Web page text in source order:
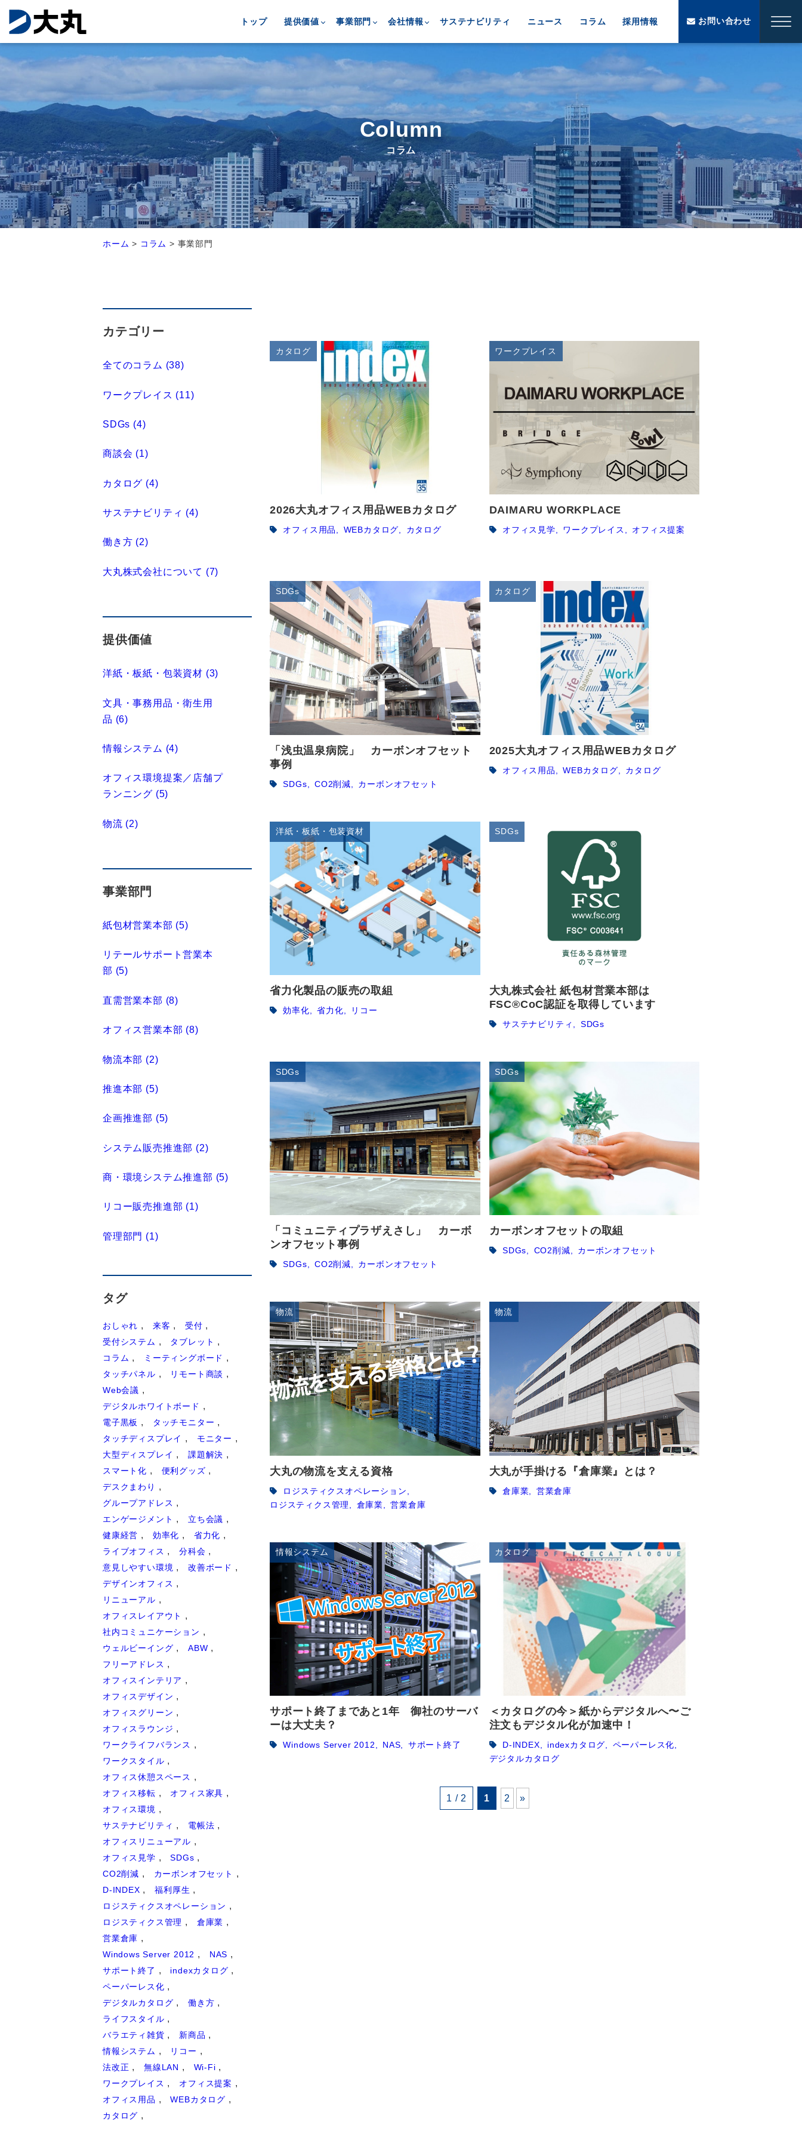
トップ 提供価値 事業部門 会社情報 サステナビリティ ニュース コラム 採用情報 お問い合わせ
Column
コラム
ホーム > コラム > 事業部門
カタログ
2026大丸オフィス用品WEBカタログ
オフィス用品 WEBカタログ カタログ
ワークプレイス
DAIMARU WORKPLACE
オフィス見学 ワークプレイス オフィス提案
SDGs
「浅虫温泉病院」 カーボンオフセット
事例
SDGs CO2削減 カーボンオフセット
カタログ
2025大丸オフィス用品WEBカタログ
オフィス用品 WEBカタログ カタログ
洋紙・板紙・包装資材
省力化製品の販売の取組
効率化 省力化 リコー
SDGs
大丸株式会社 紙包材営業本部は
FSC®CoC認証を取得しています
サステナビリティ SDGs
SDGs
「コミュニティプラザえさし」 カーボ
ンオフセット事例
SDGs CO2削減 カーボンオフセット
SDGs
カーボンオフセットの取組
SDGs CO2削減 カーボンオフセット
物流
大丸の物流を支える資格
ロジスティクスオペレーション
ロジスティクス管理
倉庫業 営業倉庫
物流
大丸が手掛ける『倉庫業』とは？
倉庫業 営業倉庫
情報システム
サポート終了まであと1年 御社のサーバ
ーは大丈夫？
Windows Server 2012 NAS サポート終了
カタログ
＜カタログの今＞紙からデジタルへ〜ご
注文もデジタル化が加速中！
D-INDEX indexカタログ
ペーパーレス化
デジタルカタログ
1 / 2 1 2 »
カテゴリー
全てのコラム (38)
ワークプレイス (11)
SDGs (4)
商談会 (1)
カタログ (4)
サステナビリティ (4)
働き方 (2)
大丸株式会社について (7)
提供価値
洋紙・板紙・包装資材 (3)
文具・事務用品・衛生用
品 (6)
情報システム (4)
オフィス環境提案／店舗プ
ランニング (5)
物流 (2)
事業部門
紙包材営業本部 (5)
リテールサポート営業本
部 (5)
直需営業本部 (8)
オフィス営業本部 (8)
物流本部 (2)
推進本部 (5)
企画推進部 (5)
システム販売推進部 (2)
商・環境システム推進部 (5)
リコー販売推進部 (1)
管理部門 (1)
タグ
おしゃれ 来客
受付
受付システム
タブレット
コラム
ミーティングボード
タッチパネル
リモート商談
Web会議
デジタルホワイトボード
電子黒板
タッチモニター
タッチディスプレイ
モニター
大型ディスプレイ
課題解決
スマート化
便利グッズ
デスクまわり
グループアドレス
エンゲージメント
立ち会議
健康経営
効率化
省力化
ライブオフィス
分科会
意見しやすい環境
改善ボード
デザインオフィス
リニューアル
オフィスレイアウト
社内コミュニケーション
ウェルビーイング
ABW
フリーアドレス
オフィスインテリア
オフィスデザイン
オフィスグリーン
オフィスラウンジ
ワークライフバランス
ワークスタイル
オフィス休憩スペース
オフィス移転
オフィス家具
オフィス環境
サステナビリティ
電帳法
オフィスリニューアル
オフィス見学
SDGs
CO2削減
カーボンオフセット
D-INDEX
福利厚生
ロジスティクスオペレーション
ロジスティクス管理
倉庫業
営業倉庫
Windows Server 2012
NAS
サポート終了
indexカタログ
ペーパーレス化
デジタルカタログ
働き方
ライフスタイル
バラエティ雑貨
新商品
情報システム
リコー
法改正
無線LAN
Wi-Fi
ワークプレイス
オフィス提案
オフィス用品
WEBカタログ
カタログ